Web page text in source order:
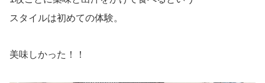
スタイルは初めての体験。
美味しかった！！